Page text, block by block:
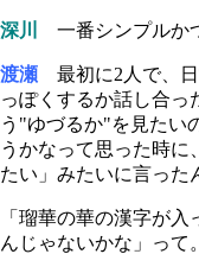
深川 一番シンプルか
渡瀬 最初に2人で、
っぽくするか話し合っ
う"ゆづるか"を見たい
うかなって思った時に
たい」みたいに言った
「瑠華の華の漢字が
んじゃないかな」って